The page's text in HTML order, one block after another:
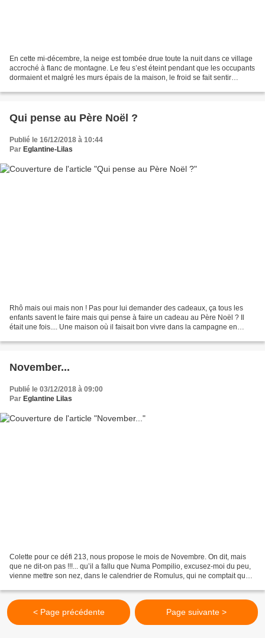
En cette mi-décembre, la neige est tombée drue toute la nuit dans ce village
accroché à flanc de montagne. Le feu s’est éteint pendant que les occupants
dormaient et malgré les murs épais de la maison, le froid se fait sentir
Qui pense au Père Noël ?
Publié le 16/12/2018 à 10:44
Par Eglantine-Lilas
Rhô mais oui mais non ! Pas pour lui demander des cadeaux, ça tous les
enfants savent le faire mais qui pense à faire un cadeau au Père Noël ? Il
était une fois.... Une maison où il faisait bon vivre dans la campagne en
November...
Publié le 03/12/2018 à 09:00
Par Eglantine Lilas
Colette pour ce défi 213, nous propose le mois de Novembre. On dit, mais
que ne dit-on pas !!!... qu’il a fallu que Numa Pompilio, excusez-moi du peu,
vienne mettre son nez, dans le calendrier de Romulus, qui ne comptait que
< Page précédente Page suivante >